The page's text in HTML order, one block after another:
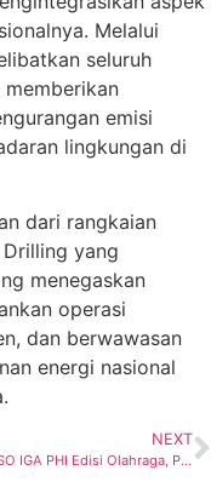
Melalui
seluruh
emisi
lingkungan di
dari rangkaian
yang
menegaskan
operasi
dan berwawasan
energi nasional
NEXT
Gelar BASO IGA PHI Edisi Olahraga, Pertamina EP Tanjung Field Perkuat Kolaborasi dan Literasi Wartawan Tabalong tentang Hulu Migas